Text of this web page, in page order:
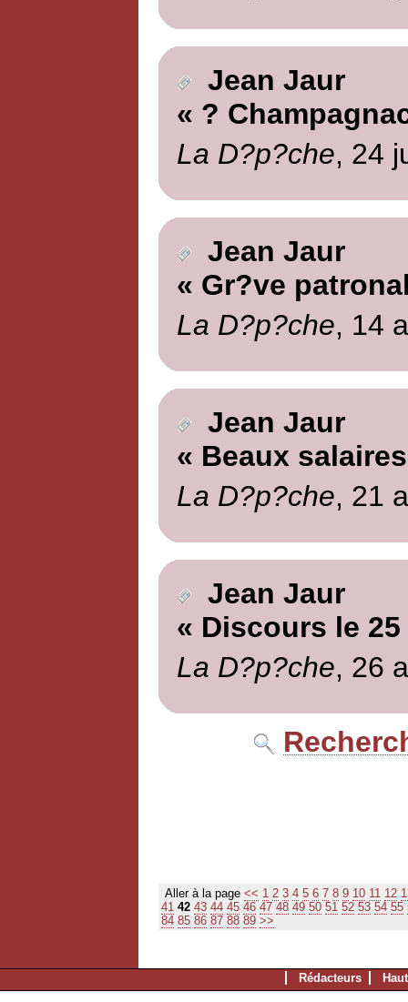
Jean Jaur
« ?
La D?p?che, 24
Jean Jaur
« Gr?ve
La D?p?che, 14
Jean Jaur
« Beaux
La D?p?che, 21
Jean Jaur
« Discours le
La D?p?che, 26
Aller à la page << 1 2 3 4 5 6 7 8 9 10 11 12
41 42 43 44 45 46 47 48 49 50 51 52 53 54 55
84 85 86 87 88 89 >>
Rédacteurs